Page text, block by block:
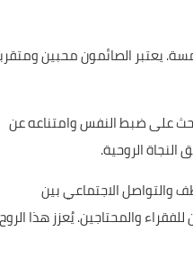
يعتبر الصائمون محبين
يُحث على ضبط النفس وامتناعه عن
الروحية.
والتواصل الاجتماعي بين
والمحتاجين. يُعزز هذا الروح